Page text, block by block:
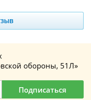
обороны, 51Л»
Подписаться